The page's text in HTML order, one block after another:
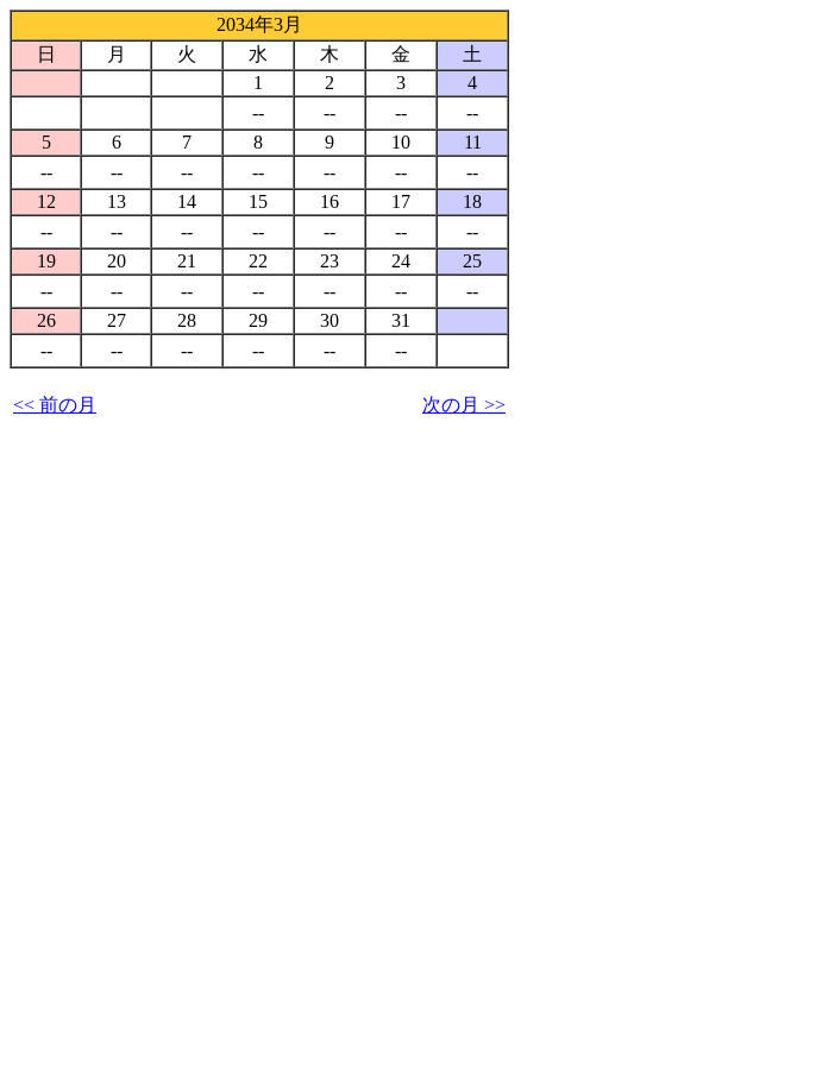
2034年3月
日
月 火 水 木 金
土
1
2 3
4
--
-- --
--
5
6 7 8 9 10
11
--
-- -- -- -- --
--
12
13 14 15 16 17
18
--
-- -- -- -- --
--
19
20 21 22 23 24
25
--
-- -- -- -- --
--
26
27 28 29 30
31
--
-- -- -- -- --
<< 前の月 次の月 >>